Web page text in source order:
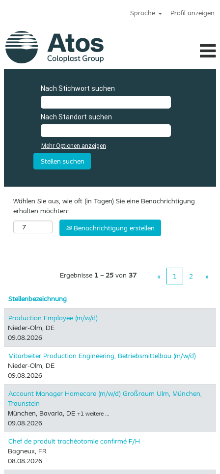
Sprache Profil anzeigen
Nach Stichwort suchen
Nach Standort suchen
Mehr Optionen anzeigen
Wählen Sie aus, wie oft (in Tagen) Sie eine Benachrichtigung
erhalten möchten:
Benachrichtigung erstellen
Ergebnisse 1 – 25 von 37 « 1 2 »
Stellenbezeichnung
Production Employee (m/w/d)
Nieder-Olm, DE
09.08.2026
Mitarbeiter Production Engineering, Betriebsmittelbau (m/w/d)
Nieder-Olm, DE
09.08.2026
Account Manager Homecare (m/w/d) Großraum Ulm, München,
Traunstein
München, Bavaria, DE +1 weitere …
09.08.2026
Chef de produit trachéotomie confirmé F/H
Bagneux, FR
08.08.2026